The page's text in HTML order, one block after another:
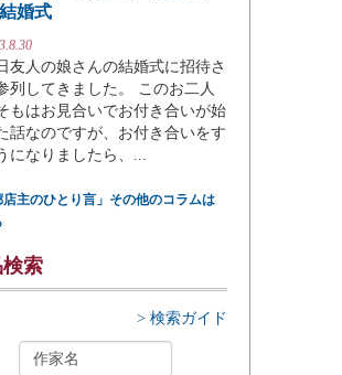
婚式
人の娘さんの結婚式に招待さ
列してきました。 このお二人
もはお見合いでお付き合いが始
話なのですが、お付き合いをす
になりましたら、...
店主のひとり言」その他のコラムは
索
> 検索ガイド